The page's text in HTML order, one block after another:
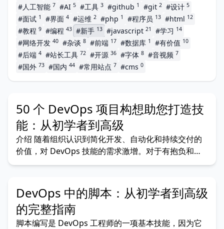
#人工智能 7 #AI 5 #工具 3 #github 1 #git 2 #设计 5
#面试 1 #界面 4 #运维 2 #php 1 #程序员 13 #html 12
#教程 9 #编程 43 #新手 13 #javascript 21 #学习 14
#网络开发 40 #杂谈 8 #前端 17 #数据库 1 #有价值 10
#后端 4 #站长工具 72 #开源 36 #字体 8 #音视频 7
#国外 73 #国内 44 #常用站点 7 #cms 0
50 个 DevOps 项目构想助您打造技
能：从初学者到高级
介绍 随着组织认识到简化开发、自动化和持续交付的
价值，对 DevOps 技能的需求激增。对于有抱负和经
验丰富的 DevOps 工程师来说，实践经验对于掌握复
培养和展示这些技能的最佳方式。 本指南提供了50 个
DevOps 项目构想，从初级到高级
DevOps 中的脚本：从初学者到高级
的完整指南
脚本编写是 DevOps 工程师的一项基本技能，因为它